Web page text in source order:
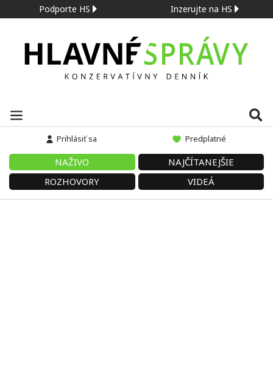
Podporte HS Inzerujte na HS
Prihlásiť sa Predplatné
NAŽIVO
NAJČÍTANEJŠIE
ROZHOVORY
VIDEÁ